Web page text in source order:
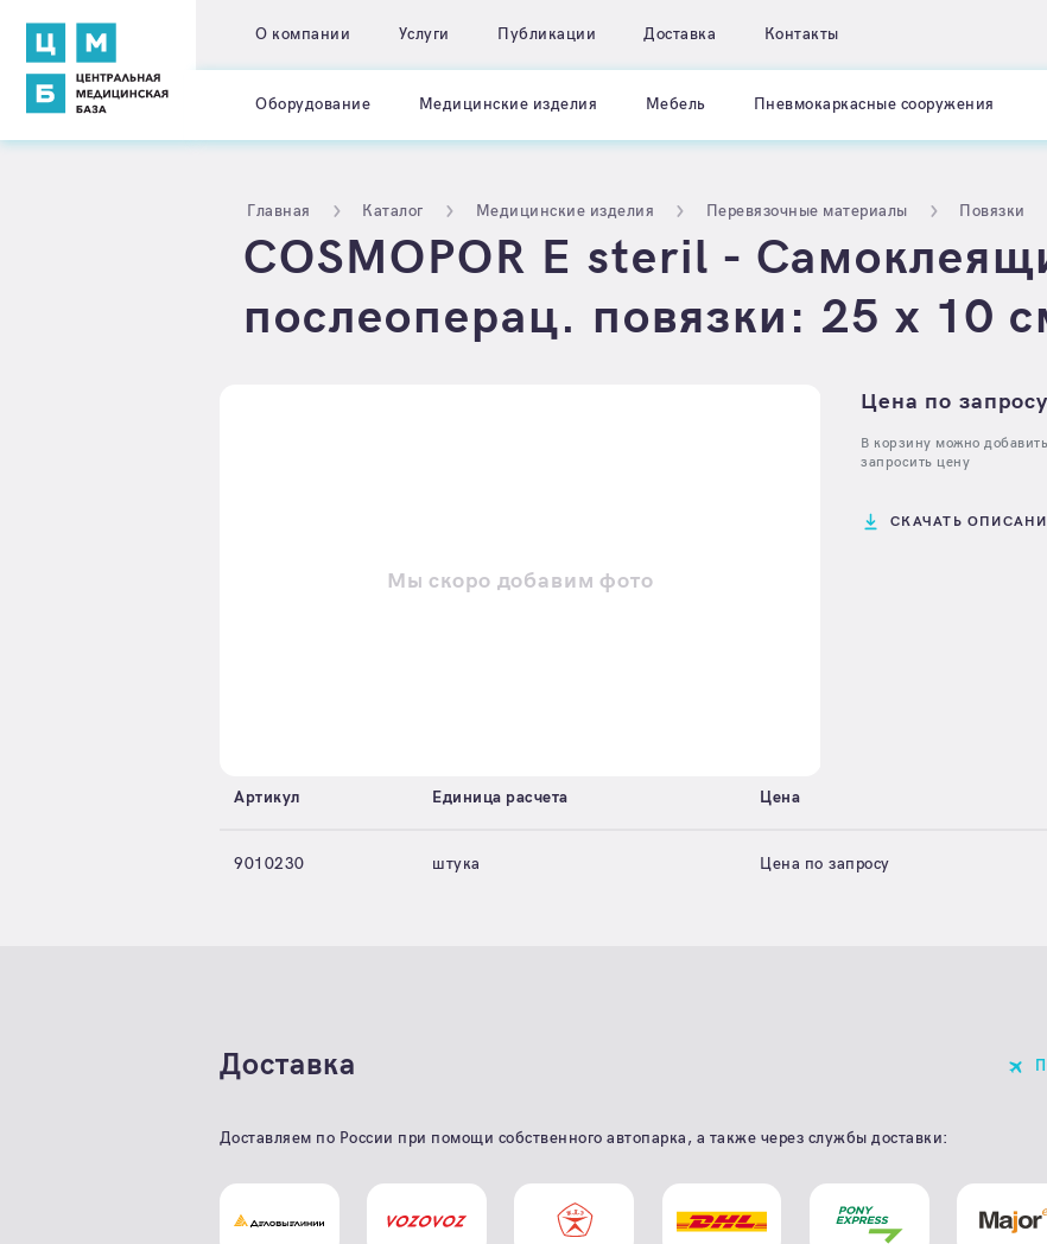
О компании Услуги Публикации Доставка Контакты
Оборудование Медицинские изделия Мебель Пневмокаркасные сооружения
Главная Каталог Медицинские изделия Перевязочные материалы Повязки
COSMOPOR E steril -
послеоперац. повязки: 25 х 10
Мы скоро добавим фото
Цена по запросу
В корзину можно
запросить цену
СКАЧАТЬ
Артикул Единица расчета Цена
9010230 штука Цена по запросу
Доставка
Доставляем по России при помощи собственного автопарка, а также через службы доставки: